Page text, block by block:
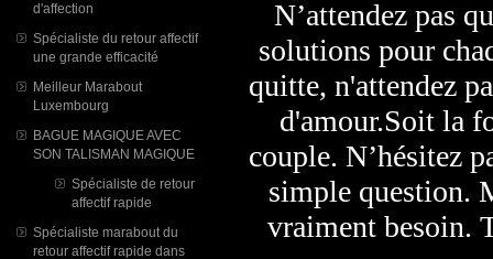
d'affection
Spécialiste du retour affectif
une grande efficacité
Meilleur Marabout
Luxembourg
BAGUE MAGIQUE AVEC
SON TALISMAN MAGIQUE
Spécialiste de retour
affectif rapide
Spécialiste marabout du
retour affectif rapide dans
N’attendez pas
solutions pour
quitte, n'attendez
d'amour.Soit la
couple. N’hésitez
simple question.
vraiment besoin.